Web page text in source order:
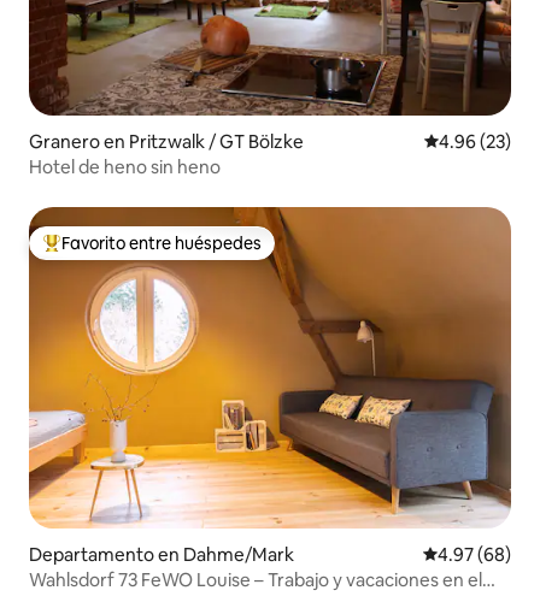
Granero en Pritzwalk / GT Bölzke Calificación
4.96 (23)
Hotel de heno sin heno
De los mejores en Favorito entre huéspedes
Favorito entre huéspedes
Departamento en Dahme/Mark Calificación
4.97 (68)
Wahlsdorf 73 FeWO Louise – Trabajo y vacaciones en el